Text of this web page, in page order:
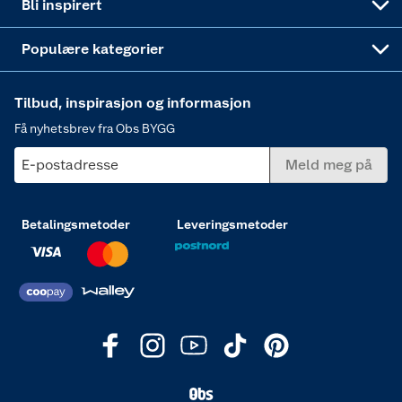
Bli inspirert
Populære kategorier
Tilbud, inspirasjon og informasjon
Få nyhetsbrev fra Obs BYGG
E-postadresse Meld meg på
Betalingsmetoder Leveringsmetoder